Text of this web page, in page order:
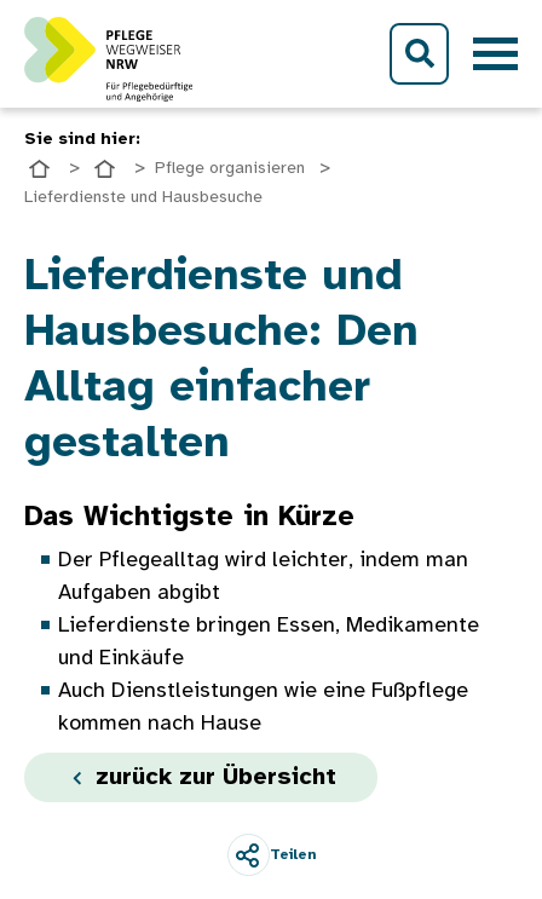
Direkt zum Inhalt
Sie sind hier:
Pflege organisieren
Lieferdienste und Hausbesuche
BildLieferdienste und
Hausbesuche: Den
Alltag einfacher
gestalten
Das Wichtigste in Kürze
Der Pflegealltag wird leichter, indem man
Aufgaben abgibt
Lieferdienste bringen Essen, Medikamente
und Einkäufe
Auch Dienstleistungen wie eine Fußpflege
kommen nach Hause
zurück zur Übersicht
Teilen